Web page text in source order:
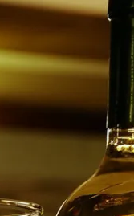
Solitud
Teatro
Timelapse